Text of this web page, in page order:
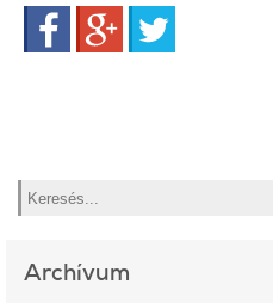
FacebookGoogle+
Keresés
Archívum